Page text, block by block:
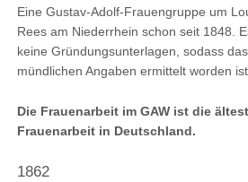
Eine Gustav-Adolf-Frauengruppe um
Rees am Niederrhein schon seit 1848.
keine Gründungsunterlagen, sodass
mündlichen Angaben ermittelt worden
Die Frauenarbeit im GAW ist die
Frauenarbeit in Deutschland.
1862